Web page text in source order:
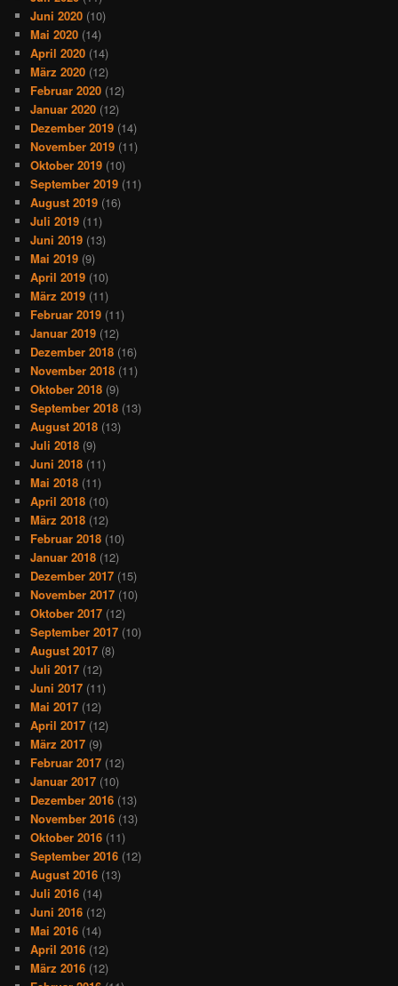
Juni 2020 (10)
Mai 2020 (14)
April 2020 (14)
März 2020 (12)
Februar 2020 (12)
Januar 2020 (12)
Dezember 2019 (14)
November 2019 (11)
Oktober 2019 (10)
September 2019 (11)
August 2019 (16)
Juli 2019 (11)
Juni 2019 (13)
Mai 2019 (9)
April 2019 (10)
März 2019 (11)
Februar 2019 (11)
Januar 2019 (12)
Dezember 2018 (16)
November 2018 (11)
Oktober 2018 (9)
September 2018 (13)
August 2018 (13)
Juli 2018 (9)
Juni 2018 (11)
Mai 2018 (11)
April 2018 (10)
März 2018 (12)
Februar 2018 (10)
Januar 2018 (12)
Dezember 2017 (15)
November 2017 (10)
Oktober 2017 (12)
September 2017 (10)
August 2017 (8)
Juli 2017 (12)
Juni 2017 (11)
Mai 2017 (12)
April 2017 (12)
März 2017 (9)
Februar 2017 (12)
Januar 2017 (10)
Dezember 2016 (13)
November 2016 (13)
Oktober 2016 (11)
September 2016 (12)
August 2016 (13)
Juli 2016 (14)
Juni 2016 (12)
Mai 2016 (14)
April 2016 (12)
März 2016 (12)